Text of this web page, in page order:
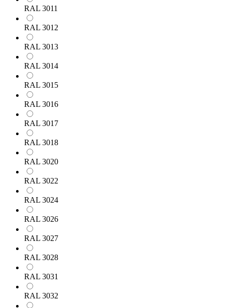
RAL 3011
RAL 3012
RAL 3013
RAL 3014
RAL 3015
RAL 3016
RAL 3017
RAL 3018
RAL 3020
RAL 3022
RAL 3024
RAL 3026
RAL 3027
RAL 3028
RAL 3031
RAL 3032